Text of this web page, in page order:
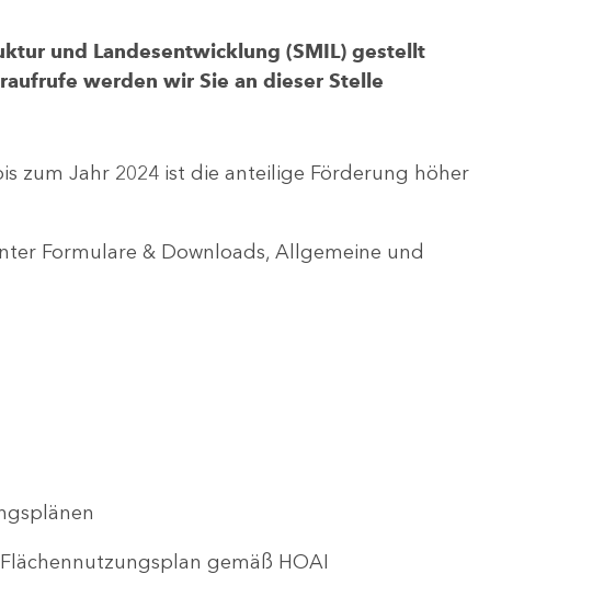
und Landesentwicklung (SMIL) gestellt
werden wir Sie an dieser Stelle
zum Jahr 2024 ist die anteilige Förderung höher
Formulare & Downloads, Allgemeine und
gemäß HOAI